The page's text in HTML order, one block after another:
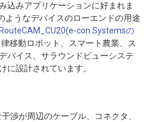
込みアプリケーションに好まれま
ようなデバイスのローエンドの用途
RouteCAM_CU20(e-con Systemsの
移動ロボット、スマート農業、ス
バイス、サラウンドビューシステ
に設計されています。
渉が周辺のケーブル、コネクタ、